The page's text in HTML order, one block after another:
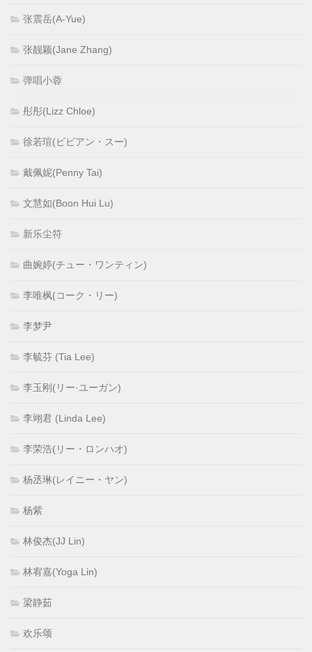
张震岳(A-Yue)
张靓颖(Jane Zhang)
弹唱小蓉
彤彤(Lizz Chloe)
徐若瑄(ビビアン・スー)
戴佩妮(Penny Tai)
文慧如(Boon Hui Lu)
新乐尘符
曲婉婷(チュー・ワンティン)
李唯枫(コーク・リー)
李梦尹
李毓芬 (Tia Lee)
李玉刚(リー·ユーガン)
李翊君 (Linda Lee)
李荣浩(リー・ロンハオ)
杨丞琳(レイニー・ヤン)
杨紫
林俊杰(JJ Lin)
林宥嘉(Yoga Lin)
梁静茹
欢乐颂